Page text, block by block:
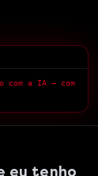
com a IA — com
eu tenho